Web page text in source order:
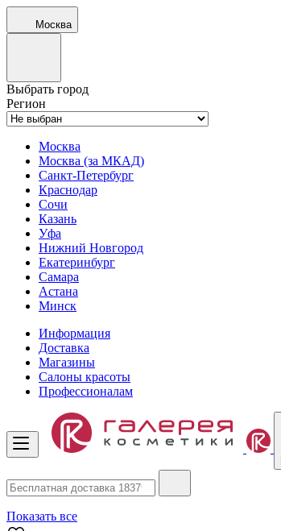
Москва
Выбрать город
Регион
Москва
Москва (за МКАД)
Санкт-Петербург
Краснодар
Сочи
Казань
Уфа
Нижний Новгород
Екатеринбург
Самара
Астана
Минск
Информация
Доставка
Магазины
Салоны красоты
Профессионалам
Показать все